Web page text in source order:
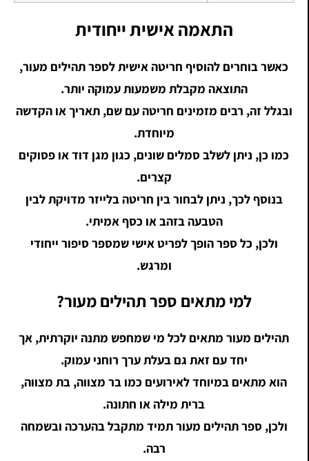
התאמה אישית ייחודית
כאשר בוחרים להוסיף חריטה אישית לספר תהילים מעור,
התוצאה מקבלת משמעות עמוקה יותר.
ובגלל זה, רבים מזמינים חריטה עם שם, תאריך או הקדשה
מיוחדת.
כמו כן, ניתן לשלב סמלים שונים, כגון מגן דוד או פסוקים
קצרים.
בנוסף לכך, ניתן לבחור בין חריטה בלייזר מדויקת לבין
הטבעה בזהב או כסף אמיתי.
ולכן, כל ספר הופך לפריט אישי שמספר סיפור ייחודי
ומרגש.
למי מתאים ספר תהילים מעור?
תהילים מעור מתאים לכל מי שמחפש מתנה יוקרתית, אך
יחד עם זאת גם בעלת ערך רוחני עמוק.
הוא מתאים במיוחד לאירועים כמו בר מצווה, בת מצווה,
ברית מילה או חתונה.
ולכן, ספר תהילים מעור תמיד מתקבל בהערכה ובשמחה
רבה.